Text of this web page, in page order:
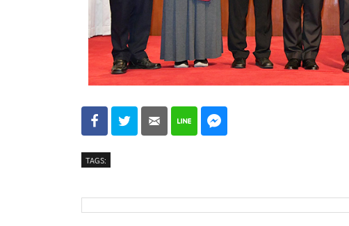
TAGS: